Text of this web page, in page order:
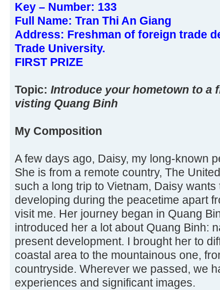
Key – Number: 133
Full Name: Tran Thi An Giang
Address: Freshman of foreign trade
Trade University.
FIRST PRIZE
Topic: Introduce your hometown to a
visting Quang Binh
My Composition
A few days ago, Daisy, my long-known
She is from a remote country, The
such a long trip to Vietnam, Daisy
developing during the peacetime apart
visit me. Her journey began in Quang
introduced her a lot about Quang Binh:
present development. I brought her to
coastal area to the mountainous one,
countryside. Wherever we passed, we
experiences and significant images.